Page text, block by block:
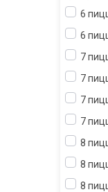
6
6
7
7
7
7
8
8
8